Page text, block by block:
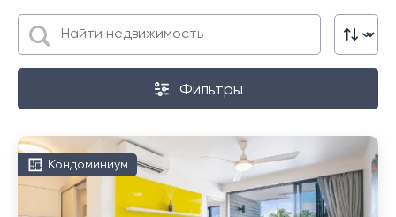
Фильтры
Кондоминиум